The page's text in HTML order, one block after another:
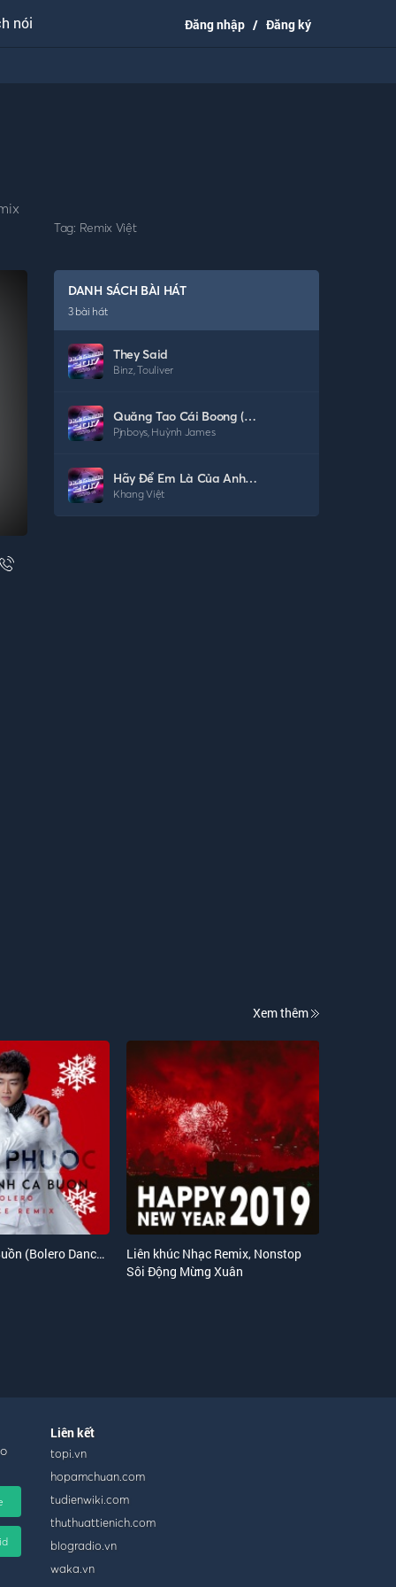
nói Đăng nhập / Đăng ký
Tag: Remix Việt
DANH SÁCH BÀI HÁT
3bài hát
They Said
Binz,Touliver
Quăng Tao Cái Boong (C'Six Remix)
Pjnboys, Huỳnh James
Hãy Để Em Là Của Anh (Remix Vinahouse)
Khang Việt
Xem thêm
Bài Thánh Ca Buồn (Bolero Dance Remix)
Liên khúc Nhạc Remix, Nonstop
Sôi Động Mừng Xuân
Liên kết
topi.vn
hopamchuan.com
tudienwiki.com
thuthuattienich.com
blogradio.vn
waka.vn